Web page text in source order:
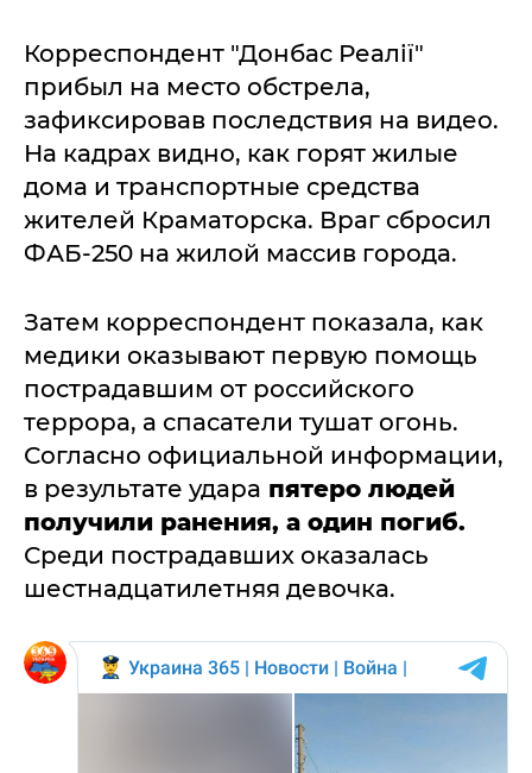
Корреспондент "Донбас Реалії"
прибыл на место обстрела,
зафиксировав последствия на видео.
На кадрах видно, как горят жилые
дома и транспортные средства
жителей Краматорска. Враг сбросил
ФАБ-250 на жилой массив города.
Затем корреспондент показала, как
медики оказывают первую помощь
пострадавшим от российского
террора, а спасатели тушат огонь.
Согласно официальной информации,
в результате удара пятеро людей
получили ранения, а один погиб.
Среди пострадавших оказалась
шестнадцатилетняя девочка.